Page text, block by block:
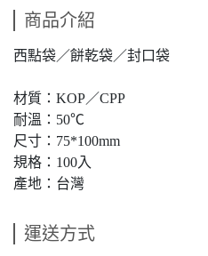
商品介紹
西點袋／餅乾袋／封口袋
材質：KOP／CPP
耐溫：50℃
尺寸：75*100mm
規格：100入
產地：台灣
運送方式